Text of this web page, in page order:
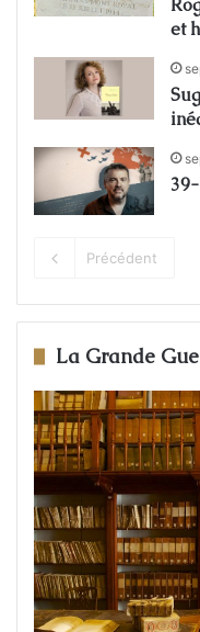
et
Précédent
La Grande